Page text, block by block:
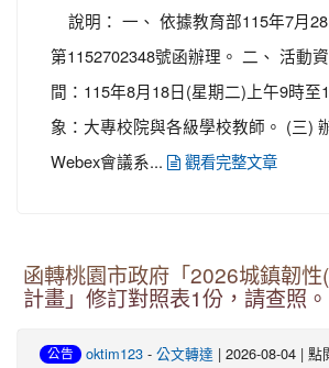
說明： 一、 依據教育部115年7月
第1152702348號函辦理。 二、 活動
間：115年8月18日(星期二)上午9時至
象：大專校院與各級學校教師。 (三)
Webex會議系...
觀看完整文章
函轉桃園市政府「2026城鎮韌性
計畫」修訂對照表1份，請查照。
公告 oktim123 - 公文轉達 | 2026-08-04 | 點